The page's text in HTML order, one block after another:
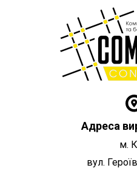
Адреса
м.
вул.